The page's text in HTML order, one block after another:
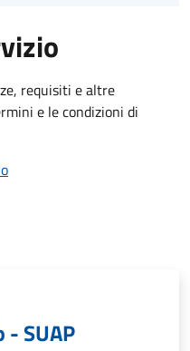
requisiti e altre
e le condizioni di
SUAP